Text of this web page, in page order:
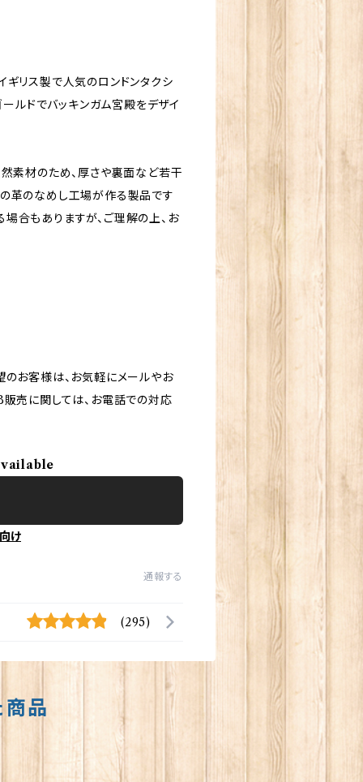
リス製で人気のロンドンタクシ
ールドでバッキンガム宮殿をデザイ
素材のため、厚さや裏面など若干
革のなめし工場が作る製品です
合もありますが、ご理解の上、お
お客様は、お気軽にメールやお
売に関しては、お電話での対応
け
通報する
(295)
商品